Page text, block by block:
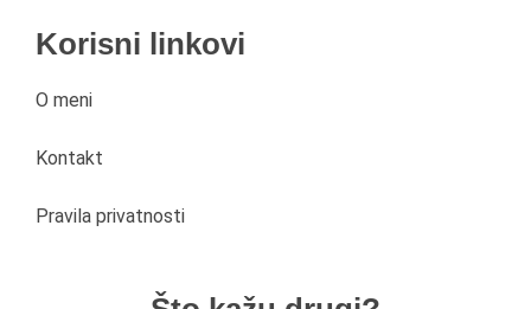
Korisni linkovi
O meni
Kontakt
Pravila privatnosti